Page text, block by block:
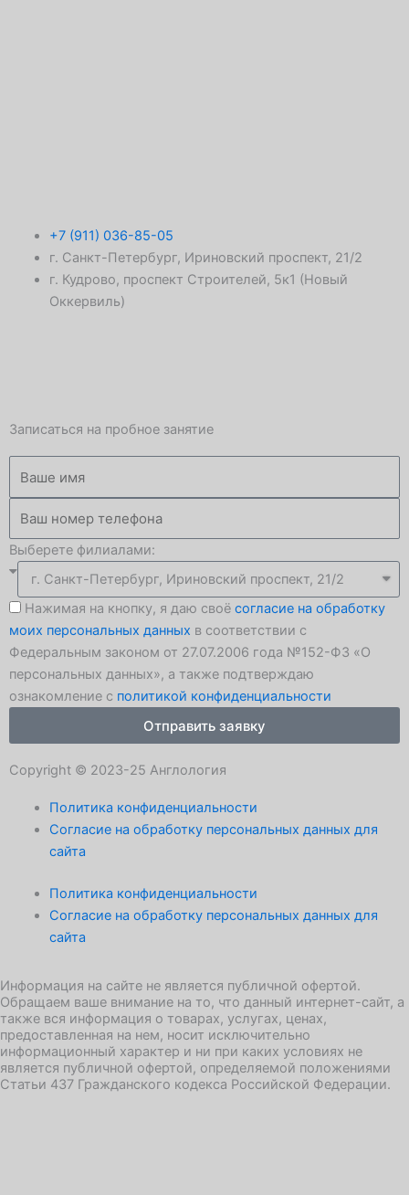
+7 (911) 036-85-05
г. Санкт-Петербург, Ириновский проспект, 21/2
г. Кудрово, проспект Строителей, 5к1 (Новый
Оккервиль)
e
l
e
g
r
a
m
-
p
l
a
n
k h
a
t
s
a
p
p
Записаться на пробное занятие
Выберете филиалами:
Филиал
Согласие
Нажимая на кнопку, я даю своё согласие на обработку
моих персональных данных в соответствии с
Федеральным законом от 27.07.2006 года №152-ФЗ «О
персональных данных», а также подтверждаю
ознакомление с политикой конфиденциальности
Отправить заявку
Copyright © 2023-25 Англология
Политика конфиденциальности
Согласие на обработку персональных данных для
сайта
Политика конфиденциальности
Согласие на обработку персональных данных для
сайта
Информация на сайте не является публичной офертой.
Обращаем ваше внимание на то, что данный интернет-сайт, а
также вся информация о товарах, услугах, ценах,
предоставленная на нем, носит исключительно
информационный характер и ни при каких условиях не
является публичной офертой, определяемой положениями
Статьи 437 Гражданского кодекса Российской Федерации.